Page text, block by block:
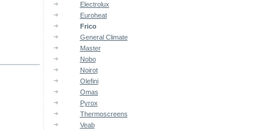
Electrolux
Euroheat
Frico
General Climate
Master
Nobo
Noirot
Olefini
Omas
Pyrox
Thermoscreens
Veab